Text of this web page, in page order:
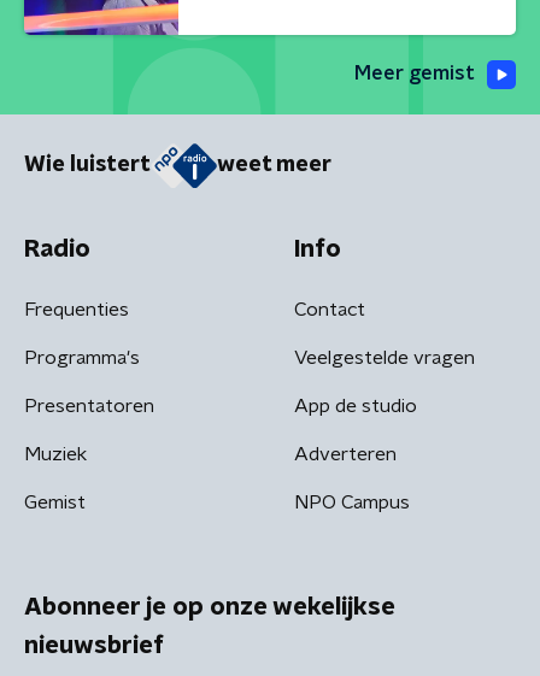
Meer gemist
Wie luistert weet meer
Radio
Frequenties
Programma's
Presentatoren
Muziek
Gemist
Info
Contact
Veelgestelde vragen
App de studio
Adverteren
NPO Campus
Abonneer je op onze wekelijkse
nieuwsbrief